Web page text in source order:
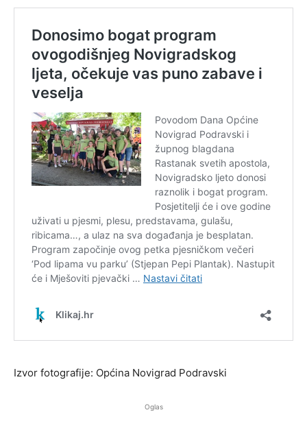
Izvor fotografije: Općina Novigrad Podravski
Oglas